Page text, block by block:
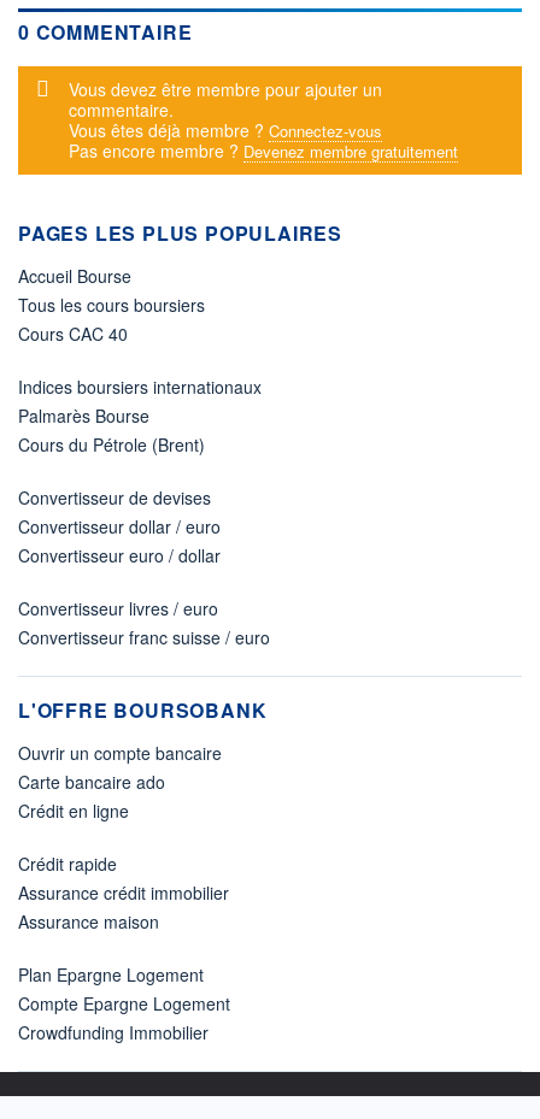
0 COMMENTAIRE
Message d'alerte
Vous devez être membre pour ajouter un
commentaire.
Vous êtes déjà membre ? Connectez-vous
Pas encore membre ? Devenez membre gratuitement
PAGES LES PLUS POPULAIRES
Accueil Bourse
Tous les cours boursiers
Cours CAC 40
Indices boursiers internationaux
Palmarès Bourse
Cours du Pétrole (Brent)
Convertisseur de devises
Convertisseur dollar / euro
Convertisseur euro / dollar
Convertisseur livres / euro
Convertisseur franc suisse / euro
L'OFFRE BOURSOBANK
Ouvrir un compte bancaire
Carte bancaire ado
Crédit en ligne
Crédit rapide
Assurance crédit immobilier
Assurance maison
Plan Epargne Logement
Compte Epargne Logement
Crowdfunding Immobilier